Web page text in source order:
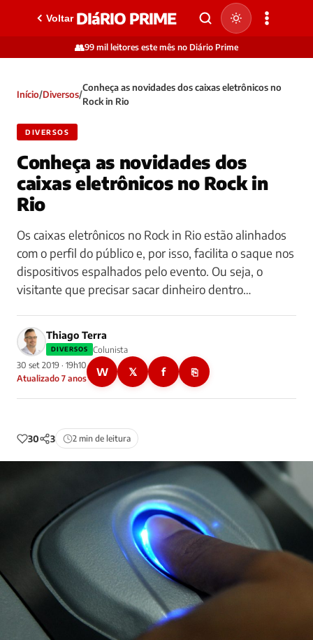
Voltar DIáRIO PRIME
👥99 mil leitores este mês no Diário Prime
Início/Diversos/
Conheça as novidades dos caixas eletrônicos no
Rock in Rio
DIVERSOS
Conheça as novidades dos
caixas eletrônicos no Rock in
Rio
Os caixas eletrônicos no Rock in Rio estão alinhados
com o perfil do público e, por isso, facilita o saque nos
dispositivos espalhados pelo evento. Ou seja, o
visitante que precisar sacar dinheiro dentro…
Thiago Terra
DIVERSOS
Colunista
30 set 2019 · 19h10
Atualizado 7 anos
W 𝕏 f ⎘
30 3 2 min de leitura